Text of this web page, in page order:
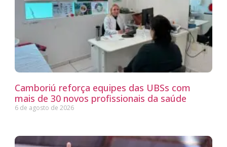
Camboriú reforça equipes das UBSs com
mais de 30 novos profissionais da saúde
6 de agosto de 2026